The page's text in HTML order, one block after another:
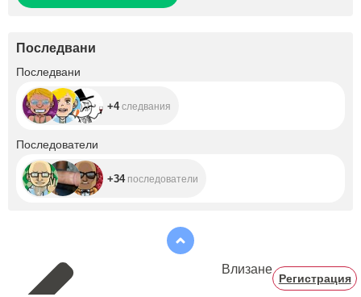
Последвани
Последвани
+4следвания
Последователи
+34последователи
Влизане
Регистрация